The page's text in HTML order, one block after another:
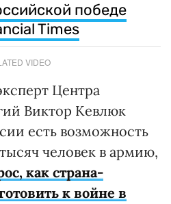
победе
Times
VIDEO
Центра
Виктор Кевлюк
есть возможность
человек в армию,
как страна-
к войне в